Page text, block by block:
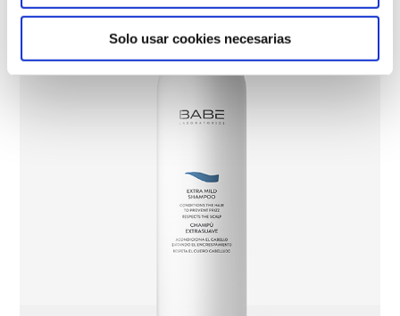
Solo usar cookies necesarias